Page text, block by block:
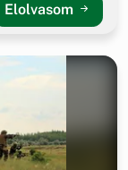
Elolvasom